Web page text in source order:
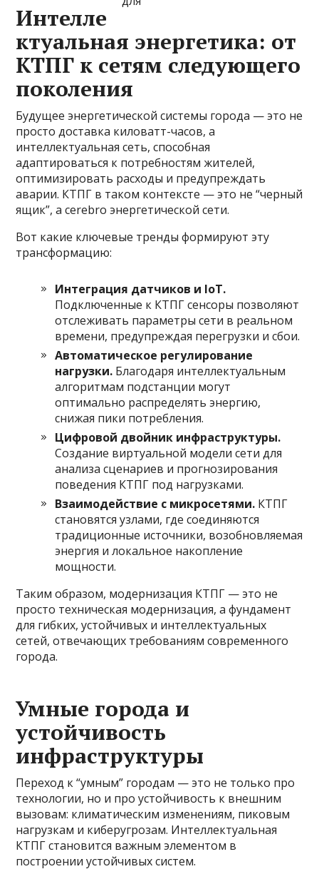
Интелле
ктуальная энергетика: от
КТПГ к сетям следующего
поколения
Будущее энергетической системы города — это не
просто доставка киловатт-часов, а
интеллектуальная сеть, способная
адаптироваться к потребностям жителей,
оптимизировать расходы и предупреждать
аварии. КТПГ в таком контексте — это не “черный
ящик”, а cerebro энергетической сети.
Вот какие ключевые тренды формируют эту
трансформацию:
Интеграция датчиков и IoT.
Подключенные к КТПГ сенсоры позволяют
отслеживать параметры сети в реальном
времени, предупреждая перегрузки и сбои.
Автоматическое регулирование
нагрузки. Благодаря интеллектуальным
алгоритмам подстанции могут
оптимально распределять энергию,
снижая пики потребления.
Цифровой двойник инфраструктуры.
Создание виртуальной модели сети для
анализа сценариев и прогнозирования
поведения КТПГ под нагрузками.
Взаимодействие с микросетями. КТПГ
становятся узлами, где соединяются
традиционные источники, возобновляемая
энергия и локальное накопление
мощности.
Таким образом, модернизация КТПГ — это не
просто техническая модернизация, а фундамент
для гибких, устойчивых и интеллектуальных
сетей, отвечающих требованиям современного
города.
Умные города и
устойчивость
инфраструктуры
Переход к “умным” городам — это не только про
технологии, но и про устойчивость к внешним
вызовам: климатическим изменениям, пиковым
нагрузкам и киберугрозам. Интеллектуальная
КТПГ становится важным элементом в
построении устойчивых систем.